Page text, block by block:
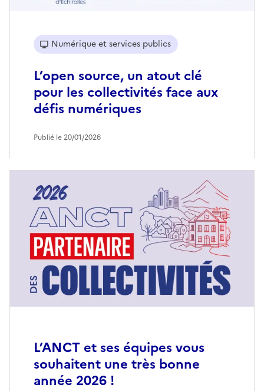
L’open source, un atout clé
pour les collectivités face aux
défis numériques
Numérique et services publics
Publié le 20/01/2026
L’ANCT et ses équipes vous
souhaitent une très bonne
année 2026 !